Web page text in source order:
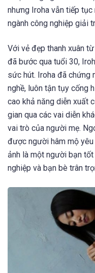
nhưng Iroha vẫn tiếp
ngành công nghiệp giải
Với vẻ đẹp thanh xuân
đã bước qua tuổi 30,
sức hút. Iroha đã chứng
nghề, luôn tận tụy cống
cao khả năng diễn xuất
gian qua các vai diễn
vai trò của người mẹ.
được người hâm mộ
ảnh là một người bạn
nghiệp và bạn bè trân